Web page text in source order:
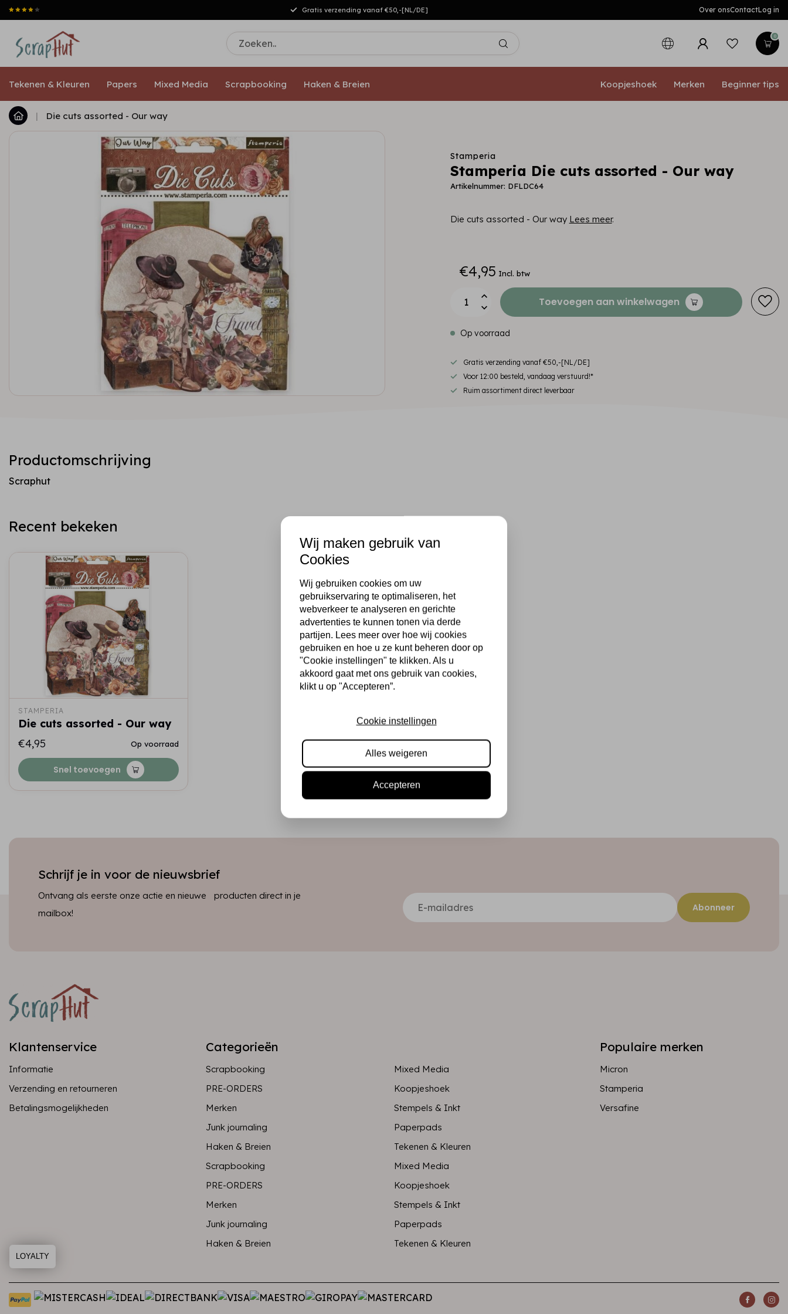
Gratis verzending vanaf €50,-[NL/DE] Over onsContactLog in
0
Tekenen & Kleuren Papers Mixed Media Scrapbooking Haken & Breien Koopjeshoek Merken Beginner tips
| Die cuts assorted - Our way
Stamperia
Stamperia Die cuts assorted - Our way
Artikelnummer: DFLDC64
Die cuts assorted - Our way Lees meer.
€4,95 Incl. btw
Toevoegen aan winkelwagen
Op voorraad
Gratis verzending vanaf €50,-[NL/DE]
Voor 12:00 besteld, vandaag verstuurd!*
Ruim assortiment direct leverbaar
Productomschrijving
Scraphut
Recent bekeken
STAMPERIA
Die cuts assorted - Our way
€4,95
Op voorraad
Snel toevoegen
Schrijf je in voor de nieuwsbrief
Ontvang als eerste onze actie en nieuwe producten direct in je
mailbox!
Abonneer
Klantenservice
Informatie
Verzending en retourneren
Betalingsmogelijkheden
Categorieën
Scrapbooking
Mixed Media
PRE-ORDERS
Koopjeshoek
Merken
Stempels & Inkt
Junk journaling
Paperpads
Haken & Breien
Tekenen & Kleuren
Scrapbooking
Mixed Media
PRE-ORDERS
Koopjeshoek
Merken
Stempels & Inkt
Junk journaling
Paperpads
Haken & Breien
Tekenen & Kleuren
Populaire merken
Micron
Stamperia
Versafine
Wij maken gebruik van
Cookies
Wij gebruiken cookies om uw
gebruikservaring te optimaliseren, het
webverkeer te analyseren en gerichte
advertenties te kunnen tonen via derde
partijen. Lees meer over hoe wij cookies
gebruiken en hoe u ze kunt beheren door op
"Cookie instellingen" te klikken. Als u
akkoord gaat met ons gebruik van cookies,
klikt u op "Accepteren”.
Cookie instellingen
Alles weigeren
Accepteren
LOYALTY